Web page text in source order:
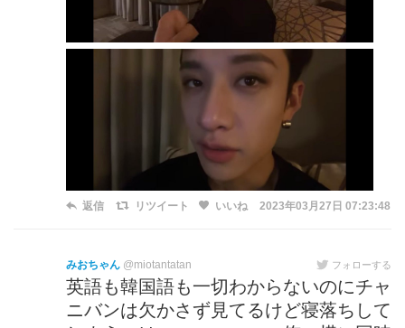
返信 リツイート いいね 2023年03月27日 07:23:48
みおちゃん @miotantatan フォローする
英語も韓国語も一切わからないのにチャ
ニバンは欠かさず見てるけど寝落ちして